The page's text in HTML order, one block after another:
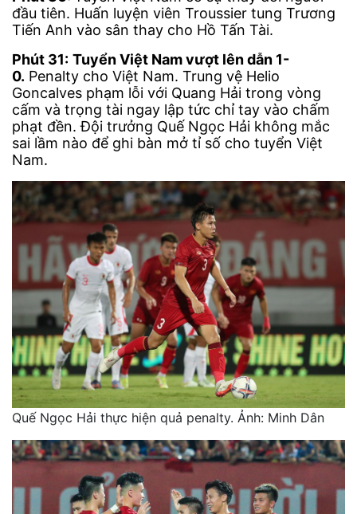
đầu tiên. Huấn luyện viên Troussier tung Trương
Tiến Anh vào sân thay cho Hồ Tấn Tài.
Phút 31: Tuyển Việt Nam vượt lên dẫn 1-
0. Penalty cho Việt Nam. Trung vệ Helio
Goncalves phạm lỗi với Quang Hải trong vòng
cấm và trọng tài ngay lập tức chỉ tay vào chấm
phạt đền. Đội trưởng Quế Ngọc Hải không mắc
sai lầm nào để ghi bàn mở tỉ số cho tuyển Việt
Nam.
Quế Ngọc Hải thực hiện quả penalty. Ảnh: Minh Dân